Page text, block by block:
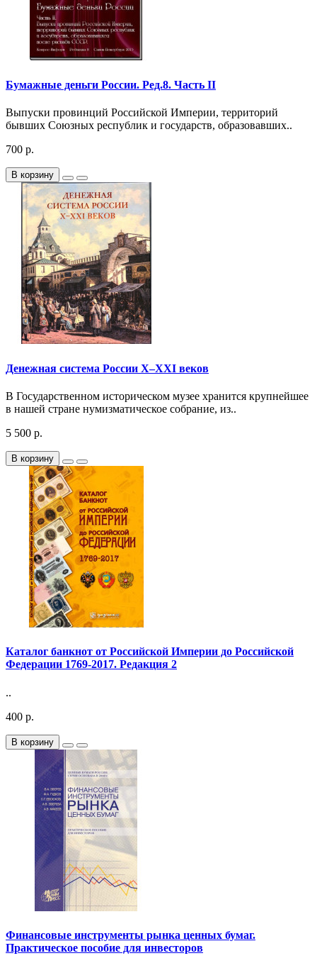
Бумажные деньги России. Ред.8. Часть II
Выпуски провинций Российской Империи, территорий
бывших Союзных республик и государств, образовавших..
700 р.
В корзину
Денежная система России X–XXI веков
В Государственном историческом музее хранится крупнейшее
в нашей стране нумизматическое собрание, из..
5 500 р.
В корзину
Каталог банкнот от Российской Империи до Российской
Федерации 1769-2017. Редакция 2
..
400 р.
В корзину
Финансовые инструменты рынка ценных бумаг.
Практическое пособие для инвесторов